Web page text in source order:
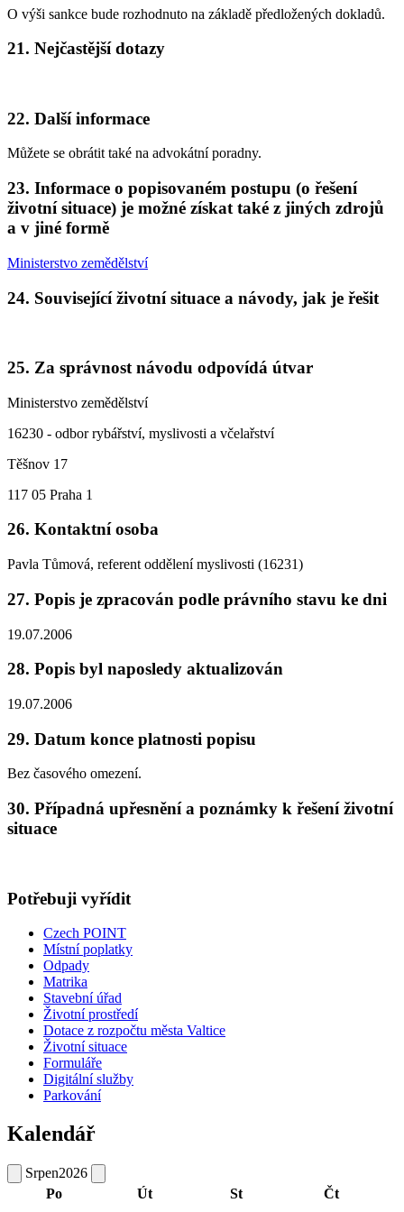
O výši sankce bude rozhodnuto na základě předložených dokladů.
21. Nejčastější dotazy
22. Další informace
Můžete se obrátit také na advokátní poradny.
23. Informace o popisovaném postupu (o řešení
životní situace) je možné získat také z jiných zdrojů
a v jiné formě
Ministerstvo zemědělství
24. Související životní situace a návody, jak je řešit
25. Za správnost návodu odpovídá útvar
Ministerstvo zemědělství
16230 - odbor rybářství, myslivosti a včelařství
Těšnov 17
117 05 Praha 1
26. Kontaktní osoba
Pavla Tůmová, referent oddělení myslivosti (16231)
27. Popis je zpracován podle právního stavu ke dni
19.07.2006
28. Popis byl naposledy aktualizován
19.07.2006
29. Datum konce platnosti popisu
Bez časového omezení.
30. Případná upřesnění a poznámky k řešení životní
situace
Potřebuji vyřídit
Czech POINT
Místní poplatky
Odpady
Matrika
Stavební úřad
Životní prostředí
Dotace z rozpočtu města Valtice
Životní situace
Formuláře
Digitální služby
Parkování
Kalendář
Srpen2026
Po
Út St Čt